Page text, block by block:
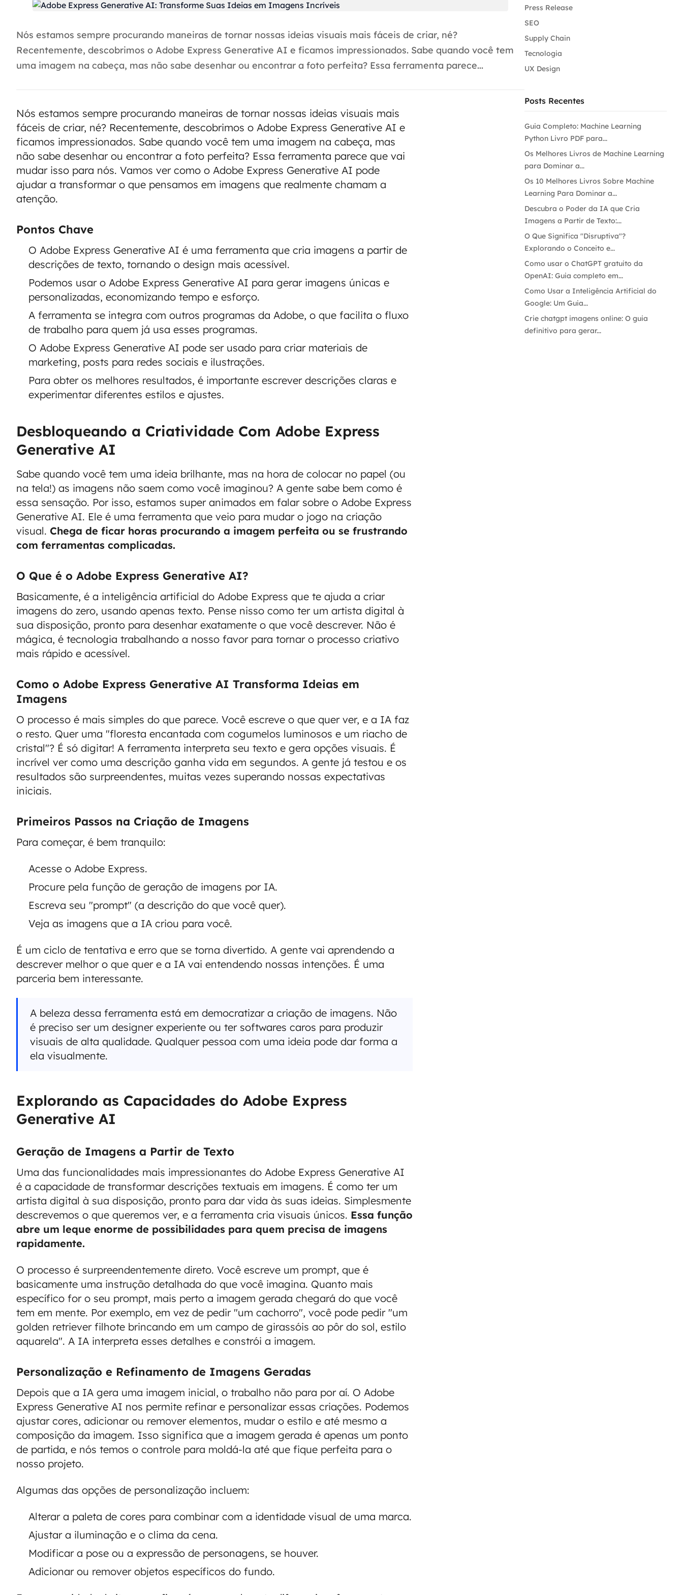
Nós estamos sempre procurando maneiras de tornar nossas ideias visuais mais fáceis de criar, né?
Recentemente, descobrimos o Adobe Express Generative AI e ficamos impressionados. Sabe quando você tem
uma imagem na cabeça, mas não sabe desenhar ou encontrar a foto perfeita? Essa ferramenta parece...
Nós estamos sempre procurando maneiras de tornar nossas ideias visuais mais
fáceis de criar, né? Recentemente, descobrimos o Adobe Express Generative AI e
ficamos impressionados. Sabe quando você tem uma imagem na cabeça, mas
não sabe desenhar ou encontrar a foto perfeita? Essa ferramenta parece que vai
mudar isso para nós. Vamos ver como o Adobe Express Generative AI pode
ajudar a transformar o que pensamos em imagens que realmente chamam a
atenção.
Pontos Chave
O Adobe Express Generative AI é uma ferramenta que cria imagens a partir de
descrições de texto, tornando o design mais acessível.
Podemos usar o Adobe Express Generative AI para gerar imagens únicas e
personalizadas, economizando tempo e esforço.
A ferramenta se integra com outros programas da Adobe, o que facilita o fluxo
de trabalho para quem já usa esses programas.
O Adobe Express Generative AI pode ser usado para criar materiais de
marketing, posts para redes sociais e ilustrações.
Para obter os melhores resultados, é importante escrever descrições claras e
experimentar diferentes estilos e ajustes.
Desbloqueando a Criatividade Com Adobe Express
Generative AI
Sabe quando você tem uma ideia brilhante, mas na hora de colocar no papel (ou
na tela!) as imagens não saem como você imaginou? A gente sabe bem como é
essa sensação. Por isso, estamos super animados em falar sobre o Adobe Express
Generative AI. Ele é uma ferramenta que veio para mudar o jogo na criação
visual. Chega de ficar horas procurando a imagem perfeita ou se frustrando
com ferramentas complicadas.
O Que é o Adobe Express Generative AI?
Basicamente, é a inteligência artificial do Adobe Express que te ajuda a criar
imagens do zero, usando apenas texto. Pense nisso como ter um artista digital à
sua disposição, pronto para desenhar exatamente o que você descrever. Não é
mágica, é tecnologia trabalhando a nosso favor para tornar o processo criativo
mais rápido e acessível.
Como o Adobe Express Generative AI Transforma Ideias em
Imagens
O processo é mais simples do que parece. Você escreve o que quer ver, e a IA faz
o resto. Quer uma "floresta encantada com cogumelos luminosos e um riacho de
cristal"? É só digitar! A ferramenta interpreta seu texto e gera opções visuais. É
incrível ver como uma descrição ganha vida em segundos. A gente já testou e os
resultados são surpreendentes, muitas vezes superando nossas expectativas
iniciais.
Primeiros Passos na Criação de Imagens
Para começar, é bem tranquilo:
Acesse o Adobe Express.
Procure pela função de geração de imagens por IA.
Escreva seu "prompt" (a descrição do que você quer).
Veja as imagens que a IA criou para você.
É um ciclo de tentativa e erro que se torna divertido. A gente vai aprendendo a
descrever melhor o que quer e a IA vai entendendo nossas intenções. É uma
parceria bem interessante.
A beleza dessa ferramenta está em democratizar a criação de imagens. Não
é preciso ser um designer experiente ou ter softwares caros para produzir
visuais de alta qualidade. Qualquer pessoa com uma ideia pode dar forma a
ela visualmente.
Explorando as Capacidades do Adobe Express
Generative AI
Geração de Imagens a Partir de Texto
Uma das funcionalidades mais impressionantes do Adobe Express Generative AI
é a capacidade de transformar descrições textuais em imagens. É como ter um
artista digital à sua disposição, pronto para dar vida às suas ideias. Simplesmente
descrevemos o que queremos ver, e a ferramenta cria visuais únicos. Essa função
abre um leque enorme de possibilidades para quem precisa de imagens
rapidamente.
O processo é surpreendentemente direto. Você escreve um prompt, que é
basicamente uma instrução detalhada do que você imagina. Quanto mais
específico for o seu prompt, mais perto a imagem gerada chegará do que você
tem em mente. Por exemplo, em vez de pedir "um cachorro", você pode pedir "um
golden retriever filhote brincando em um campo de girassóis ao pôr do sol, estilo
aquarela". A IA interpreta esses detalhes e constrói a imagem.
Personalização e Refinamento de Imagens Geradas
Depois que a IA gera uma imagem inicial, o trabalho não para por aí. O Adobe
Express Generative AI nos permite refinar e personalizar essas criações. Podemos
ajustar cores, adicionar ou remover elementos, mudar o estilo e até mesmo a
composição da imagem. Isso significa que a imagem gerada é apenas um ponto
de partida, e nós temos o controle para moldá-la até que fique perfeita para o
nosso projeto.
Algumas das opções de personalização incluem:
Alterar a paleta de cores para combinar com a identidade visual de uma marca.
Ajustar a iluminação e o clima da cena.
Modificar a pose ou a expressão de personagens, se houver.
Adicionar ou remover objetos específicos do fundo.
Press Release
SEO
Supply Chain
Tecnologia
UX Design
Posts Recentes
Guia Completo: Machine Learning
Python Livro PDF para...
Os Melhores Livros de Machine Learning
para Dominar a...
Os 10 Melhores Livros Sobre Machine
Learning Para Dominar a...
Descubra o Poder da IA que Cria
Imagens a Partir de Texto:...
O Que Significa "Disruptiva"?
Explorando o Conceito e...
Como usar o ChatGPT gratuito da
OpenAI: Guia completo em...
Como Usar a Inteligência Artificial do
Google: Um Guia...
Crie chatgpt imagens online: O guia
definitivo para gerar...